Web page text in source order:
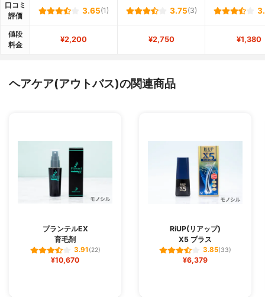
口コミ
評価
3.65(1) 3.75(3)
値段
料金
¥2,200 ¥2,750 ¥1,380
ヘアケア(アウトバス)の関連商品
プランテルEX
育毛剤
3.91(22)
¥10,670
RiUP(リアップ)
X5 プラス
3.85(33)
¥6,379